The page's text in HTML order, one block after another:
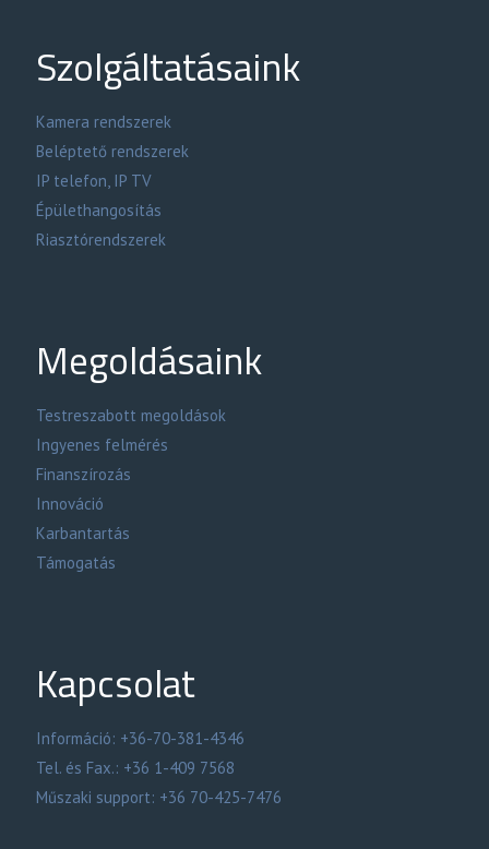
Szolgáltatásaink
Kamera rendszerek
Beléptető rendszerek
IP telefon, IP TV
Épülethangosítás
Riasztórendszerek
Megoldásaink
Testreszabott megoldások
Ingyenes felmérés
Finanszírozás
Innováció
Karbantartás
Támogatás
Kapcsolat
Információ: +36-70-381-4346
Tel. és Fax.: +36 1-409 7568
Műszaki support: +36 70-425-7476